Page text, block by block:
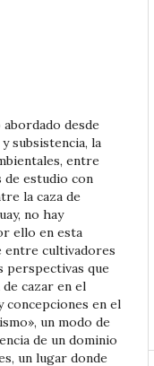
desde
subsistencia, la
entre
de estudio con
la caza de
no hay
ello en esta
entre cultivadores
perspectivas que
cazar en el
concepciones en el
un modo de
de un dominio
un lugar donde